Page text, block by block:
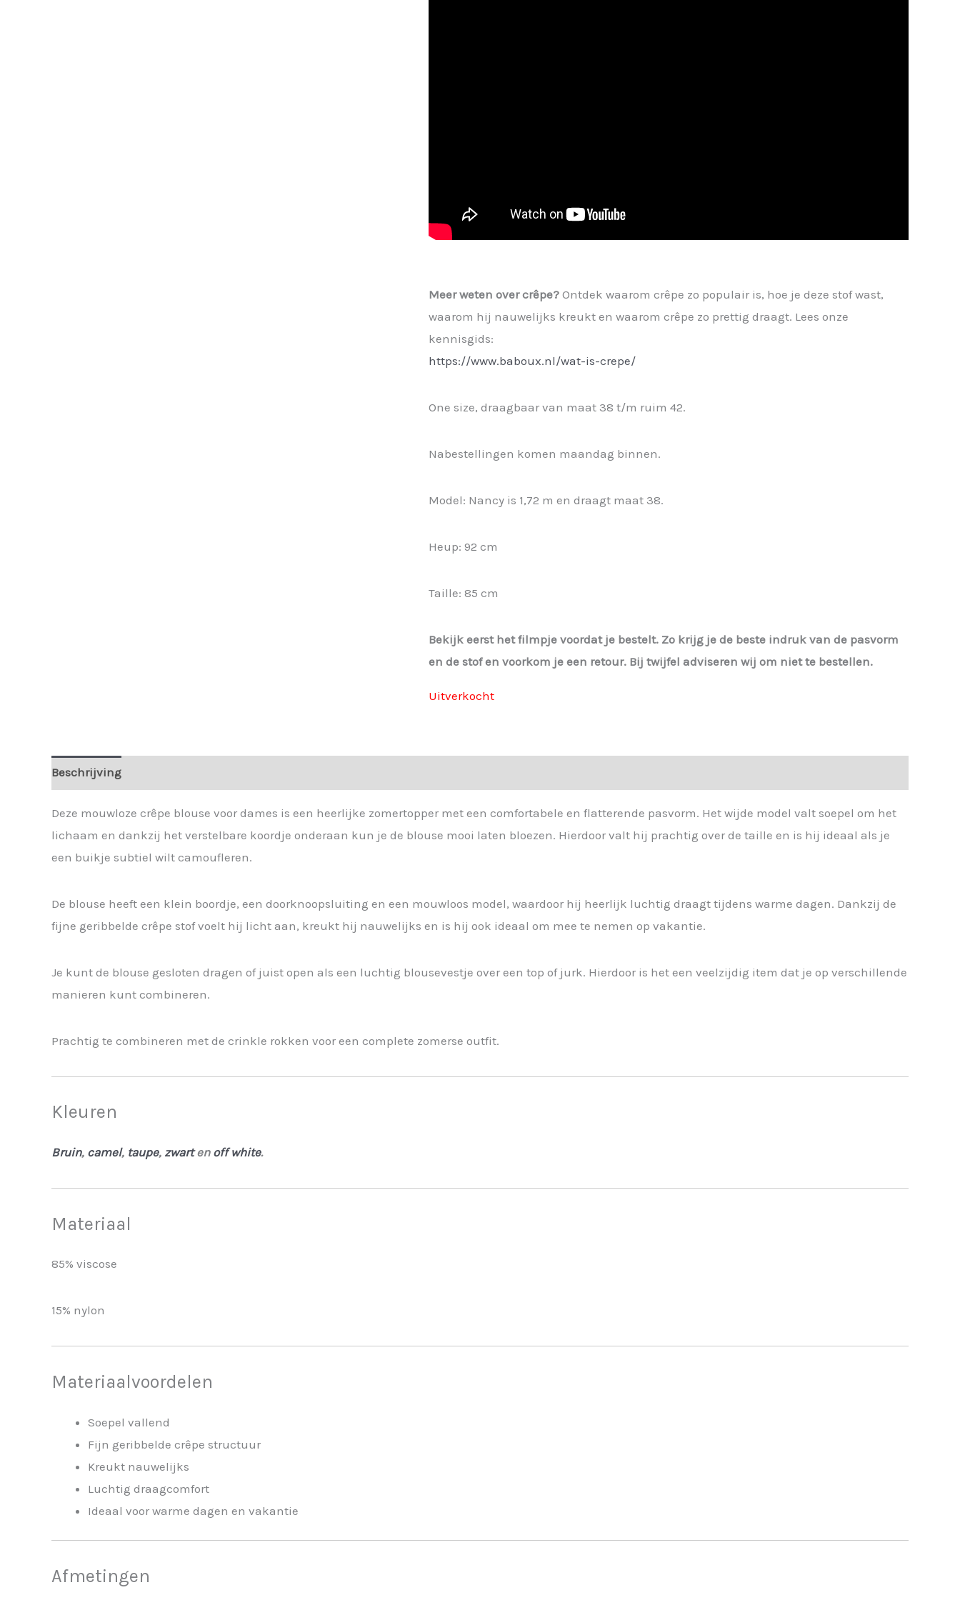
Meer weten over crêpe? Ontdek waarom crêpe zo populair is, hoe je deze stof wast,
waarom hij nauwelijks kreukt en waarom crêpe zo prettig draagt. Lees onze
kennisgids:
https://www.baboux.nl/wat-is-crepe/
One size, draagbaar van maat 38 t/m ruim 42.
Nabestellingen komen maandag binnen.
Model: Nancy is 1,72 m en draagt maat 38.
Heup: 92 cm
Taille: 85 cm
Bekijk eerst het filmpje voordat je bestelt. Zo krijg je de beste indruk van de pasvorm
en de stof en voorkom je een retour. Bij twijfel adviseren wij om niet te bestellen.
Uitverkocht
Beschrijving
Deze mouwloze crêpe blouse voor dames is een heerlijke zomertopper met een comfortabele en flatterende pasvorm. Het wijde model valt soepel om het
lichaam en dankzij het verstelbare koordje onderaan kun je de blouse mooi laten bloezen. Hierdoor valt hij prachtig over de taille en is hij ideaal als je
een buikje subtiel wilt camoufleren.
De blouse heeft een klein boordje, een doorknoopsluiting en een mouwloos model, waardoor hij heerlijk luchtig draagt tijdens warme dagen. Dankzij de
fijne geribbelde crêpe stof voelt hij licht aan, kreukt hij nauwelijks en is hij ook ideaal om mee te nemen op vakantie.
Je kunt de blouse gesloten dragen of juist open als een luchtig blousevestje over een top of jurk. Hierdoor is het een veelzijdig item dat je op verschillende
manieren kunt combineren.
Prachtig te combineren met de crinkle rokken voor een complete zomerse outfit.
Kleuren
Bruin, camel, taupe, zwarten off white.
Materiaal
85% viscose
15% nylon
Materiaalvoordelen
Soepel vallend
Fijn geribbelde crêpe structuur
Kreukt nauwelijks
Luchtig draagcomfort
Ideaal voor warme dagen en vakantie
Afmetingen